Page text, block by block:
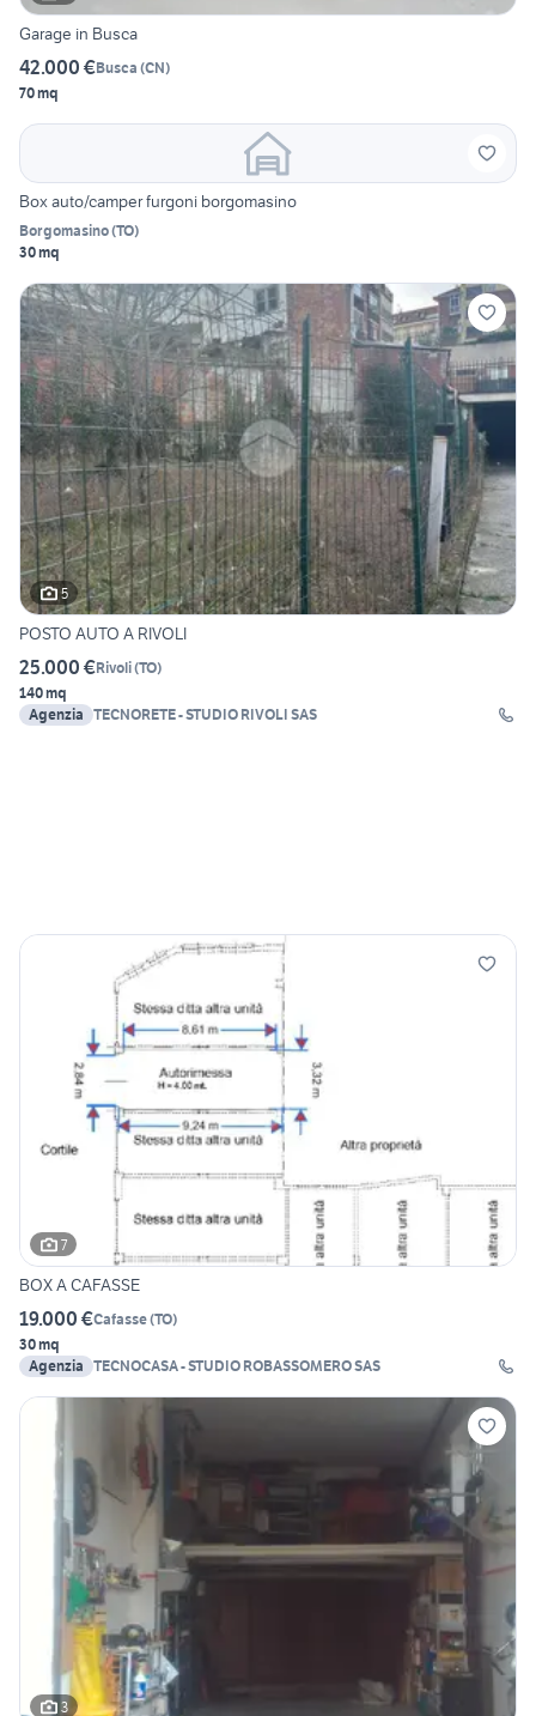
Garage in Busca
42.000 €Busca (CN)
70 mq
Box auto/camper furgoni borgomasino
Borgomasino(TO)
30 mq
5
POSTO AUTO A RIVOLI
25.000 €Rivoli(TO)
140 mq
Agenzia TECNORETE - STUDIO RIVOLI SAS
7
BOX A CAFASSE
19.000 €Cafasse(TO)
30 mq
Agenzia
TECNOCASA - STUDIO ROBASSOMERO SAS
3